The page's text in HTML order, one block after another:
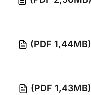
(PDF 1,44MB)
(PDF 1,43MB)